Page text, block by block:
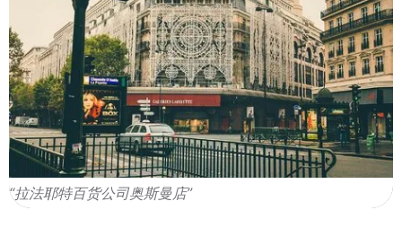
“拉法耶特百货公司奥斯曼店”